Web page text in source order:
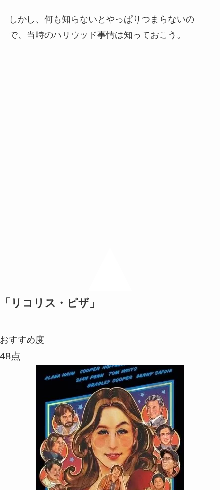
しかし、何も知らないとやっぱりつまらないの
で、当時のハリウッド事情は知っておこう。
「リコリス・ピザ」
おすすめ度
48点